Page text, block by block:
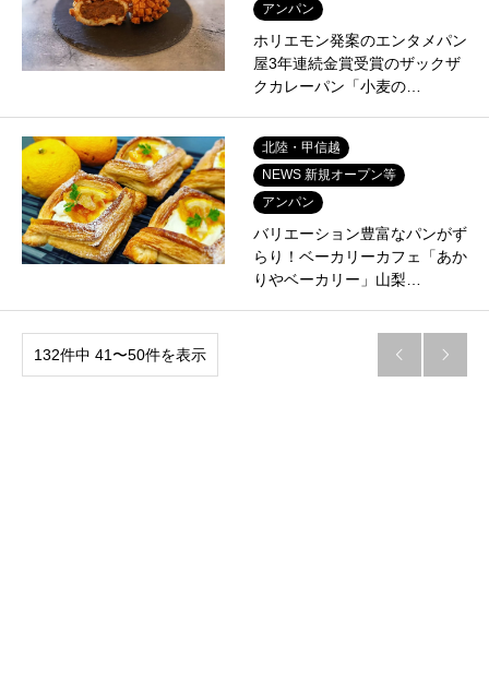
アンパン
ホリエモン発案のエンタメパン
屋3年連続金賞受賞のザックザ
クカレーパン「小麦の…
北陸・甲信越
NEWS 新規オープン等
アンパン
バリエーション豊富なパンがず
らり！ベーカリーカフェ「あか
りやベーカリー」山梨…
132件中 41〜50件を表示  